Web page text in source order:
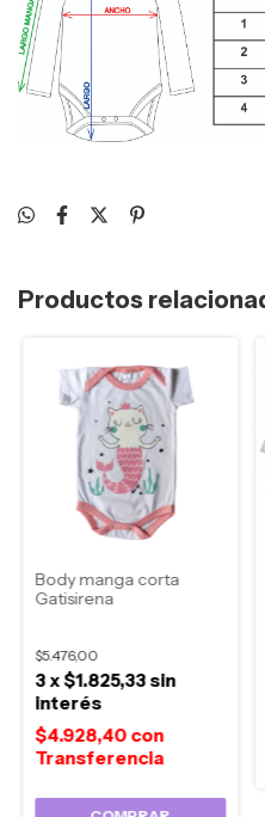
Productos
Body manga corta
Gatisirena
$5.476,00
$4.928,40con
3x$1.825,33sin
interés